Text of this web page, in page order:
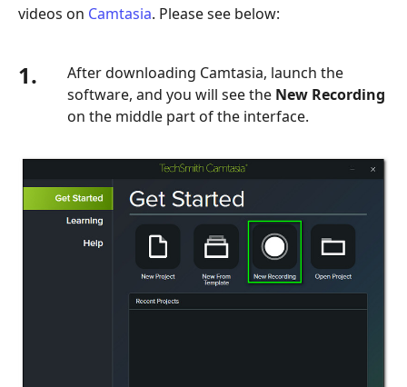
videos on Camtasia. Please see below:
1.
After downloading Camtasia, launch the
software, and you will see the New Recording
on the middle part of the interface.